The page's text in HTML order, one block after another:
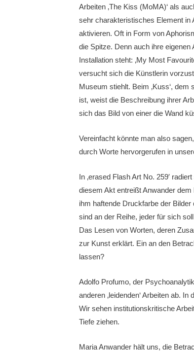
Arbeiten ‚The Kiss (MoMA)‘ als
sehr charakteristisches Element in
aktivieren. Oft in Form von
die Spitze. Denn auch ihre
Installation steht: ‚My Most
versucht sich die Künstlerin
Museum stiehlt. Beim ‚Kuss‘,
ist, weist die Beschreibung ihrer
sich das Bild von einer die Wand
Vereinfacht könnte man also
durch Worte hervorgerufen in
In ‚erased Flash Art No. 259′
diesem Akt entreißt Anwander
ihm haftende Druckfarbe der
sind an der Reihe, jeder für sich
Das Lesen von Worten, deren
zur Kunst erklärt. Ein an den
lassen?
Adolfo Profumo, der
anderen ‚leidenden‘ Arbeiten ab.
Wir sehen institutionskritische
Tiefe ziehen.
Maria Anwander hält uns, die